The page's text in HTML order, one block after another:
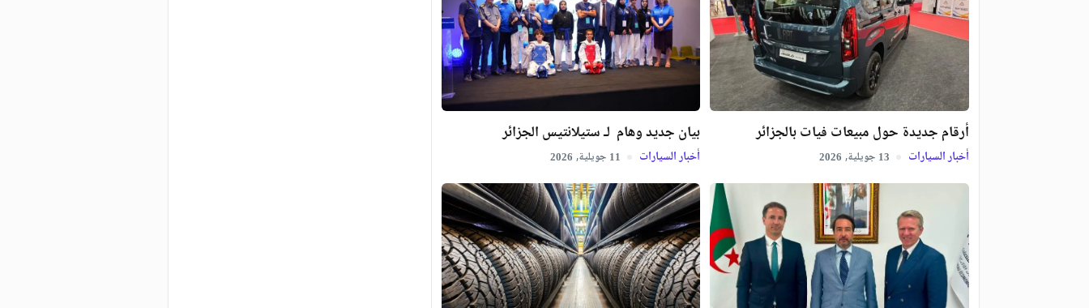
أرقام جديدة حول مبيعات فيات بالجزائر
أخبار السيارات 13 جويلية, 2026
بيان جديد وهام لـ ستيلانتيس الجزائر
أخبار السيارات 11 جويلية, 2026